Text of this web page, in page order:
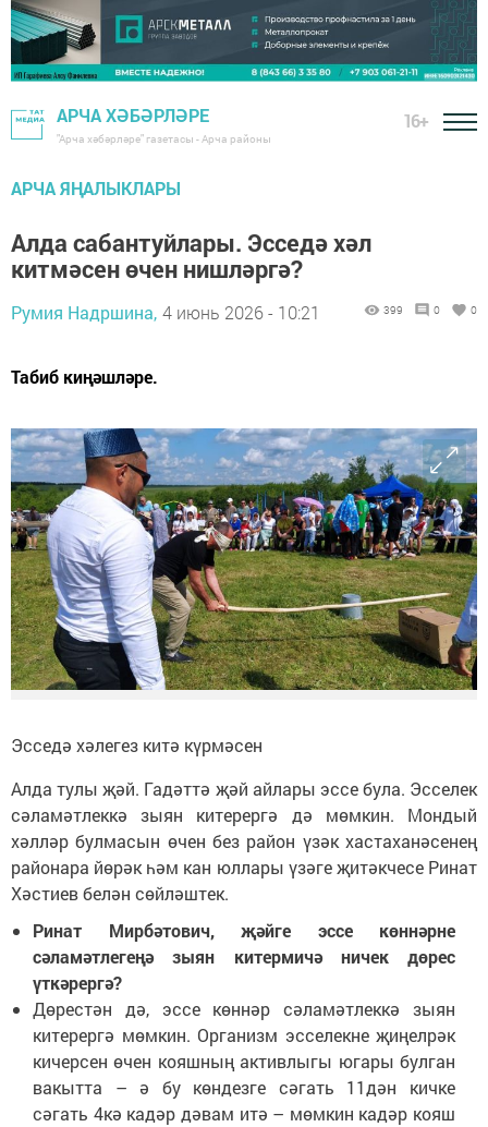
АРЧА ХӘБӘРЛӘРЕ
"Арча хәбәрләре" газетасы - Арча районы
16+
АРЧА ЯҢАЛЫКЛАРЫ
Алда сабантуйлары. Эсседә хәл
китмәсен өчен нишләргә?
Румия Надршина, 4 июнь 2026 - 10:21 399 0 0
Табиб киңәшләре.
Эсседә хәлегез китә күрмәсен
Алда тулы җәй. Гадәттә җәй айлары эссе була. Эсселек
сәламәтлеккә зыян китерергә дә мөмкин. Мондый
хәлләр булмасын өчен без район үзәк хастаханәсенең
районара йөрәк һәм кан юллары үзәге җитәкчесе Ринат
Хәстиев белән сөйләштек.
Ринат Мирбәтович, җәйге эссе көннәрне
сәламәтлегеңә зыян китермичә ничек дөрес
үткәрергә?
Дөрестән дә, эссе көннәр сәламәтлеккә зыян
китерергә мөмкин. Организм эсселекне җиңелрәк
кичерсен өчен кояшның активлыгы югары булган
вакытта – ә бу көндезге сәгать 11дән кичке
сәгать 4кә кадәр дәвам итә – мөмкин кадәр кояш